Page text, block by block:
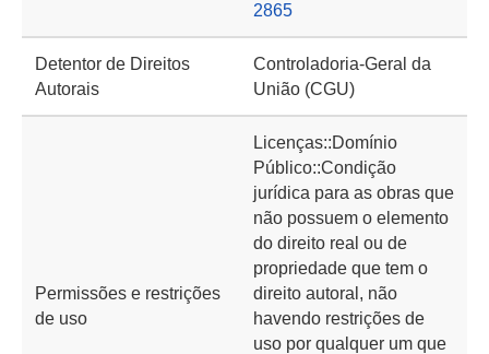
2865
Detentor de Direitos
Autorais
Controladoria-Geral da
União (CGU)
Permissões e restrições
de uso
Licenças::Domínio
Público::Condição
jurídica para as obras que
não possuem o elemento
do direito real ou de
propriedade que tem o
direito autoral, não
havendo restrições de
uso por qualquer um que